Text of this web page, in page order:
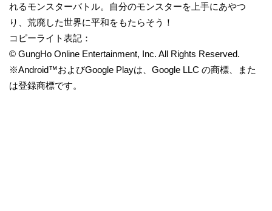
れるモンスターバトル。自分のモンスターを上手にあやつ
り、荒廃した世界に平和をもたらそう！
コピーライト表記：
© GungHo Online Entertainment, Inc. All Rights Reserved.
※Android™およびGoogle Playは、Google LLC の商標、また
は登録商標です。